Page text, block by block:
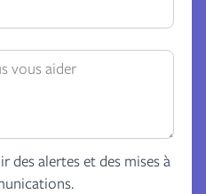
des alertes et des mises à